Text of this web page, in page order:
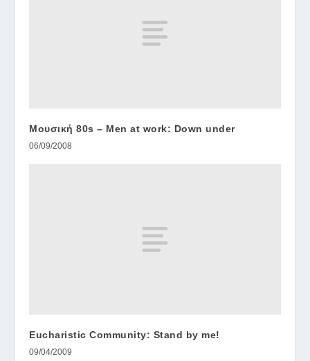
Μουσική 80s – Men at work: Down under
06/09/2008
Eucharistic Community: Stand by me!
09/04/2009